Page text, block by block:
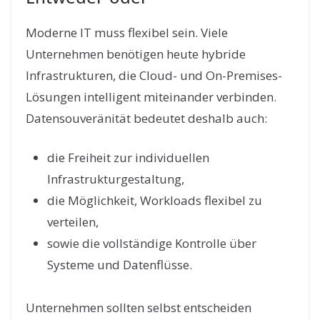
Moderne IT muss flexibel sein. Viele
Unternehmen benötigen heute hybride
Infrastrukturen, die Cloud- und On-Premises-
Lösungen intelligent miteinander verbinden.
Datensouveränität bedeutet deshalb auch:
die Freiheit zur individuellen
Infrastrukturgestaltung,
die Möglichkeit, Workloads flexibel zu
verteilen,
sowie die vollständige Kontrolle über
Systeme und Datenflüsse.
Unternehmen sollten selbst entscheiden